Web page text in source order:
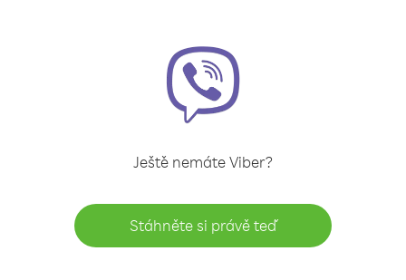
Ještě nemáte Viber?
Stáhněte si právě teď